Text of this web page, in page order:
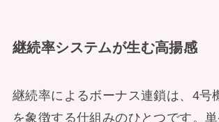
継続率システムが生む高揚感
継続率によるボーナス連鎖は、4号
を象徴する仕組みのひとつです。